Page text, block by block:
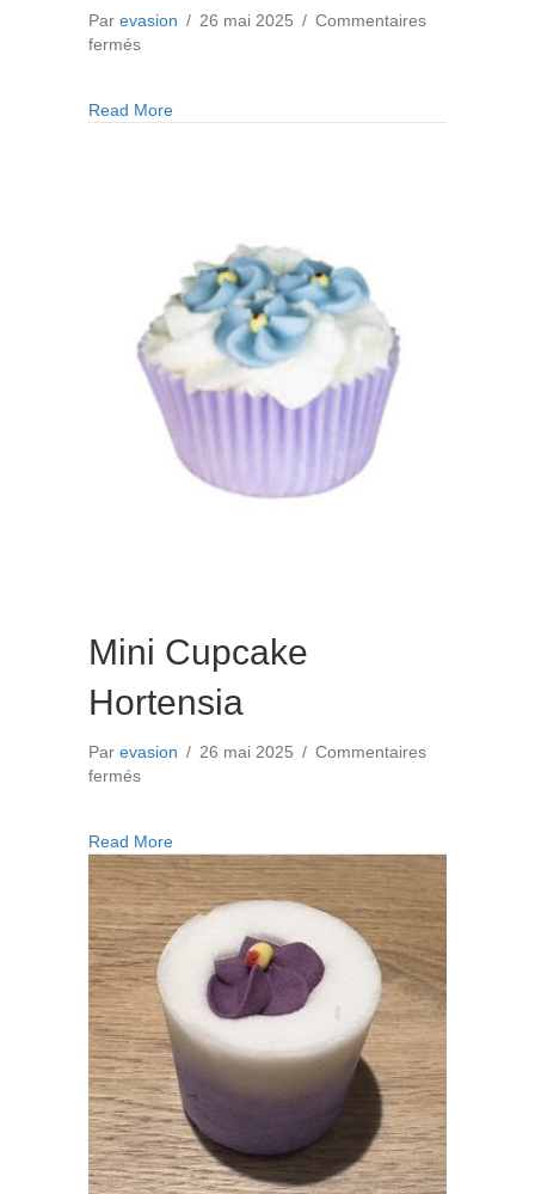
Par evasion / 26 mai 2025 / Commentaires
ferméssur
Comme
Read Moreabout Mini Cupcake Comme un Jardin
Mini Cupcake
Hortensia
Par evasion / 26 mai 2025 / Commentaires
ferméssur
Hortensia
Read Moreabout Mini Cupcake Hortensia